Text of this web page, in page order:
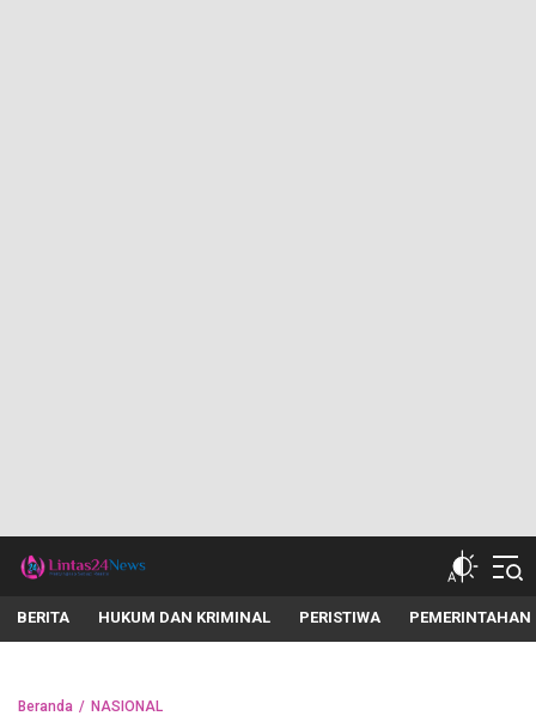
lintas24news.com
Menyingkap Setiap Realita
BERITA HUKUM DAN KRIMINAL PERISTIWA PEMERINTAHAN
Beranda NASIONAL